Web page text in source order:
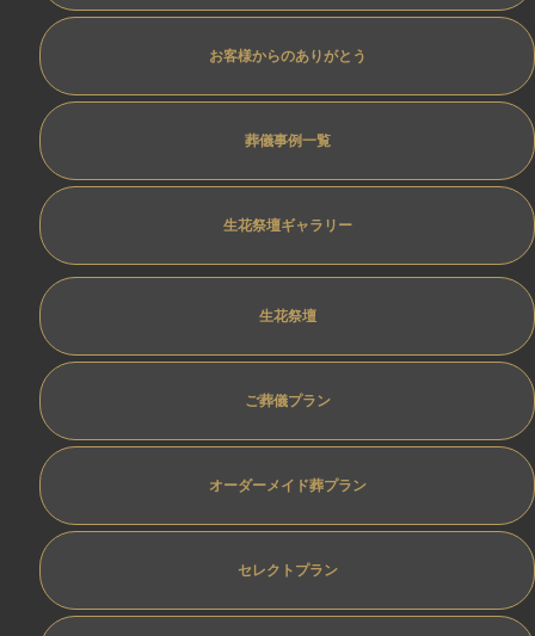
お客様からのありがとう
葬儀事例一覧
生花祭壇ギャラリー
生花祭壇
ご葬儀プラン
オーダーメイド葬プラン
セレクトプラン